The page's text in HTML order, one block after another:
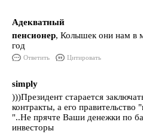
Адекватный
пенсионер, Колышек они нам в
год
Ответить Цитировать
simply
)))Президент старается
контракты, а его правительство
"..Не прячте Ваши денежки по
инвесторы